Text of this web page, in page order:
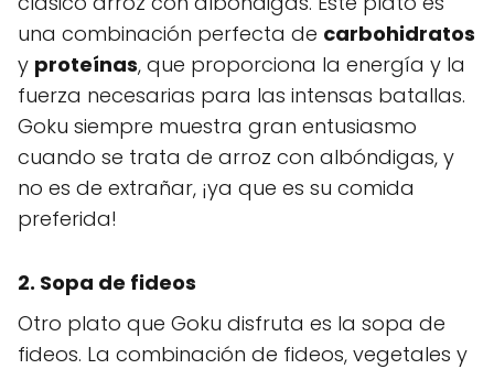
una combinación perfecta de carbohidratos
y proteínas, que proporciona la energía y la
fuerza necesarias para las intensas batallas.
Goku siempre muestra gran entusiasmo
cuando se trata de arroz con albóndigas, y
no es de extrañar, ¡ya que es su comida
preferida!
2. Sopa de fideos
Otro plato que Goku disfruta es la sopa de
fideos. La combinación de fideos, vegetales y